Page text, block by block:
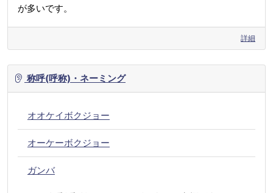
が多いです。
詳細
称呼(呼称)・ネーミング
オオケイボクジョー
オーケーボクジョー
ガンバ